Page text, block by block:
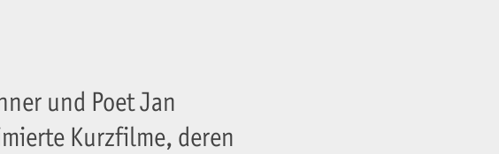
und Poet Jan
Kurzfilme, deren